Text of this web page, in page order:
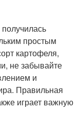
простым
картофеля,
не забывайте
и
Правильная
играет важную